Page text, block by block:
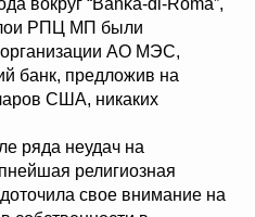
вокруг “Banka-di-Roma”,
РПЦ МП были
АО МЭС,
банк, предложив на
США, никаких
ряда неудач на
религиозная
свое внимание на